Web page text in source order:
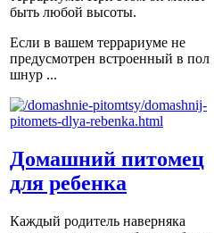
быть любой высоты.
Если в вашем террариуме не
предусмотрен встроенный в пол
шнур ...
Домашний питомец
для ребенка
Каждый родитель наверняка